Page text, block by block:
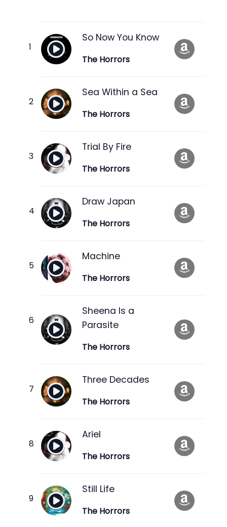
So Now You Know
The Horrors
Sea Within a Sea
The Horrors
Trial By Fire
The Horrors
Draw Japan
The Horrors
Machine
The Horrors
Sheena Is a
Parasite
The Horrors
Three Decades
The Horrors
Ariel
The Horrors
Still Life
The Horrors